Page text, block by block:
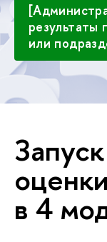
результаты
или
в 4